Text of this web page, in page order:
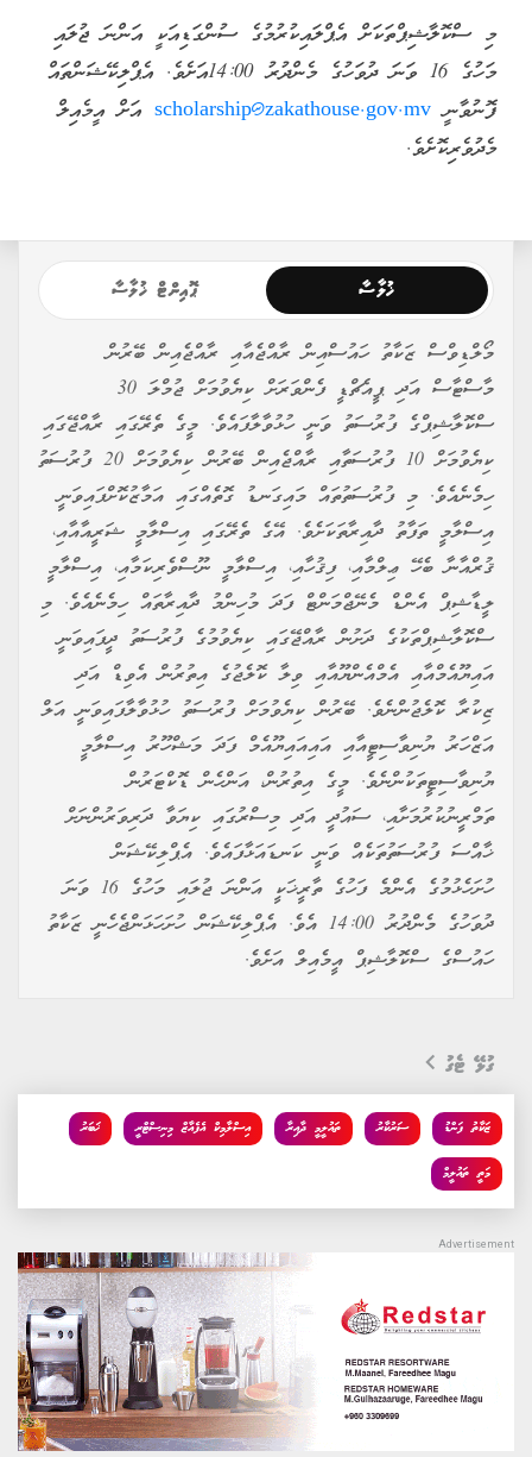
މި ސްކޮލާޝިޕްތަކަށް އެޕްލައިކުރުމުގެ ސުންގަޑިއަކީ އަންނަ ޖުލައި
މަހުގެ 16 ވަނަ ދުވަހުގެ މެންދުރު 14:00އަށެވެ. އެޕްލިކޭޝަންތައް
ފޮނުވާނީ scholarship@zakathouse.gov.mv އަށް އީމެއިލް
މެދުވެރިކޮށެވެ.
ޚުލާސާ ޕޮއިންޓް ޚުލާސާ
މޯލްޑިވްސް ޒަކާތު ހައުސްއިން ރާއްޖެއާއި ރާއްޖެއިން ބޭރުން
މާސްޓާސް އަދި ޕީއެޗްޑީ ފެންވަރަށް ކިޔެވުމަށް ޖުމްލަ 30
ސްކޮލާޝިޕްގެ ފުރުސަތު ވަނީ ހުޅުވާލާފައެވެ. މީގެ ތެރޭގައި ރާއްޖޭގައި
ކިޔެވުމަށް 10 ފުރުސަތާއި ރާއްޖެއިން ބޭރުން ކިޔެވުމަށް 20 ފުރުސަތު
ހިމެނެއެވެ. މި ފުރުސަތުތައް މައިގަނޑު ގޮތެއްގައި އަމާޒުކޮށްފައިވަނީ
އިސްލާމީ ތަފާތު ދާއިރާތަކަށެވެ. އޭގެ ތެރޭގައި އިސްލާމީ ޝަރީއާއާއި،
ޤުރްއާނާ ބެހޭ ޢިލްމާއި، ފިޤުހާއި، އިސްލާމީ ނޫސްވެރިކަމާއި، އިސްލާމީ
ލީޑާޝިޕް އެންޑް މެނޭޖްމަންޓް ފަދަ މުހިންމު ދާއިރާތައް ހިމެނެއެވެ. މި
ސްކޮލާޝިޕްތަކުގެ ދަށުން ރާއްޖޭގައި ކިޔެވުމުގެ ފުރުސަތު ދީފައިވަނީ
އައިޔޫއެމްއާއި އެމްއެންޔޫއާއި ވިލާ ކޮލެޖުގެ އިތުރުން އެވިޑް އަދި
ޒިކުރާ ކޮލެޖުންނެވެ. ބޭރުން ކިޔެވުމަށް ފުރުސަތު ހުޅުވާލާފައިވަނީ އަލް
އަޒްހަރު ޔުނިވާސިޓީއާއި އައިއައިޔޫއެމް ފަދަ މަޝްހޫރު އިސްލާމީ
ޔުނިވާސިޓީތަކުންނެވެ. މީގެ އިތުރުން، އަންހެން ޑޮކްޓަރުން
ތަމްރީނުކުރުމަށާއި، ސައުދީ އަދި މިސްރުގައި ކިޔަވާ ދަރިވަރުންނަށް
ޚާއްސަ ފުރުސަތުތަކެއް ވަނީ ކަނޑައަޅާފައެވެ. އެޕްލިކޭޝަން
ހުށަހެޅުމުގެ އެންމެ ފަހުގެ ތާރީޚަކީ އަންނަ ޖުލައި މަހުގެ 16 ވަނަ
ދުވަހުގެ މެންދުރު 14:00 އެވެ. އެޕްލިކޭޝަން ހުށަހަޅަންޖެހެނީ ޒަކާތު
ހައުސްގެ ސްކޮލާޝިޕް އީމެއިލް އަށެވެ.
ގުޅޭ ޓެގު
ޚަބަރު އިސްލާމިކް އެފެއާޒް މިނިސްޓްރީ ތައުލީމީ ދާއިރާ ސަރުކާރު ޒަކާތު ފަންޑު
މަތީ ތައުލީމް